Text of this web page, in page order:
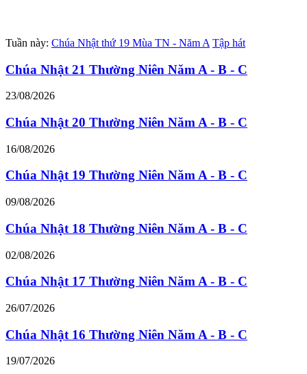
Tuần này: Chúa Nhật thứ 19 Mùa TN - Năm A Tập hát
Chúa Nhật 21 Thường Niên Năm A - B - C
23/08/2026
Chúa Nhật 20 Thường Niên Năm A - B - C
16/08/2026
Chúa Nhật 19 Thường Niên Năm A - B - C
09/08/2026
Chúa Nhật 18 Thường Niên Năm A - B - C
02/08/2026
Chúa Nhật 17 Thường Niên Năm A - B - C
26/07/2026
Chúa Nhật 16 Thường Niên Năm A - B - C
19/07/2026